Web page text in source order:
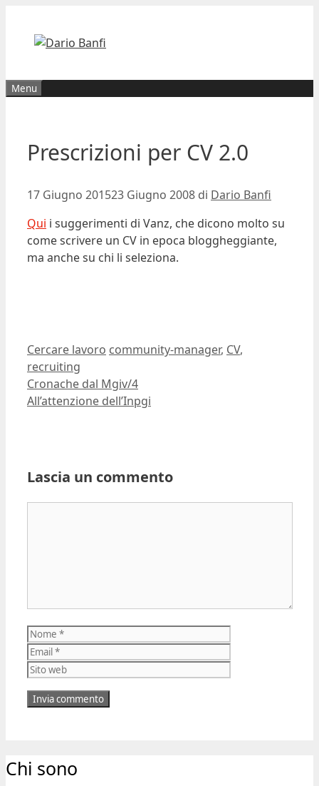
contenuto
Menu
Prescrizioni per CV 2.0
17 Giugno 201523 Giugno 2008 di Dario Banfi
Qui i suggerimenti di Vanz, che dicono molto su
come scrivere un CV in epoca bloggheggiante,
ma anche su chi li seleziona.
Categorie
Cercare lavoro Tag
community-manager, CV,
recruiting
Cronache dal Mgiv/4
All’attenzione dell’Inpgi
Lascia un commento
Nome
Chi sono